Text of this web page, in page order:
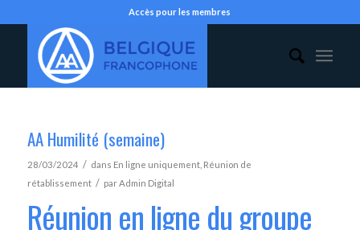
Accès pour les membres
AA Humilité (semaine)
28/03/2024 / dans En ligne uniquement, Réunion de
rétablissement / parAdmin Digital
Réunion en ligne du groupe